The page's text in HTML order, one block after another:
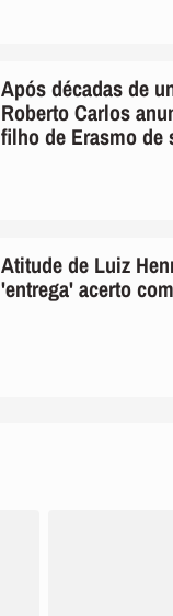
Após décadas de
Roberto Carlos
filho de Erasmo de
Atitude de Luiz
'entrega' acerto